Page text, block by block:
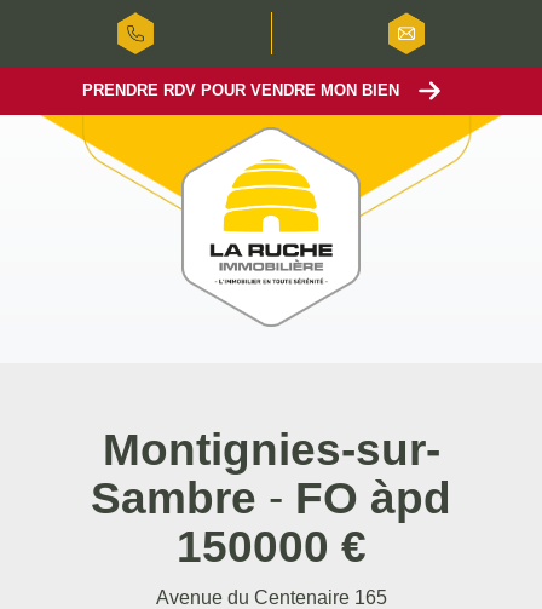
PRENDRE RDV POUR VENDRE MON BIEN
Montignies-sur-
Sambre - FO àpd
150000 €
Avenue du Centenaire 165